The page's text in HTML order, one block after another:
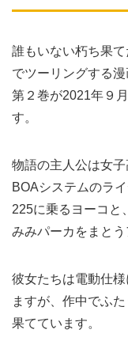
誰もいない朽ち果
でツーリングする
第２巻が2021年９
す。
物語の主人公は女子
BOAシステムのラ
225に乗るヨーコと
みみパーカをまとう
彼女たちは電動仕
ますが、作中でふ
果てています。